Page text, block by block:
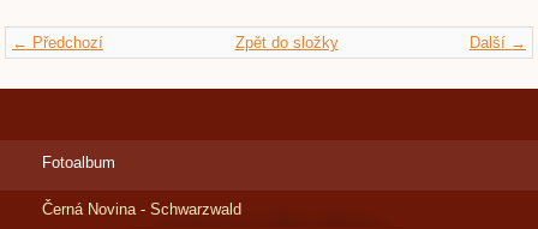
← Předchozí Další →
Zpět do složky
Fotoalbum
Černá Novina - Schwarzwald